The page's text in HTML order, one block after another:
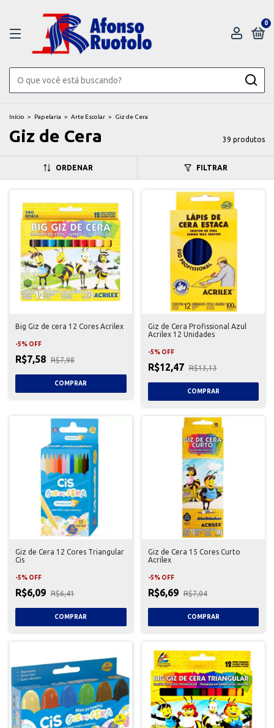
0
Início > Papelaria > Arte Escolar > Giz de Cera
Giz de Cera 39 produtos
ORDENAR FILTRAR
Big Giz de cera 12 Cores Acrilex
-5% OFF
R$7,58 R$7,98
Giz de Cera Profissional Azul
Acrilex 12 Unidades
-5% OFF
R$12,47 R$13,13
Giz de Cera 12 Cores Triangular
Cis
-5% OFF
R$6,09 R$6,41
Giz de Cera 15 Cores Curto
Acrilex
-5% OFF
R$6,69 R$7,04